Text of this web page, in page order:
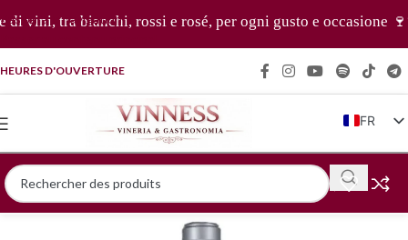
tra bianchi, rossi e rosé, per ogni gusto e occasione 🍷✨
Passer à la navigation
HEURES D'OUVERTURE
FR
IT
EN
DE